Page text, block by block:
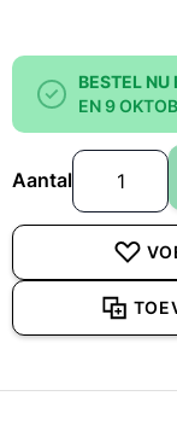
BESTEL NU
EN 9
Aantal